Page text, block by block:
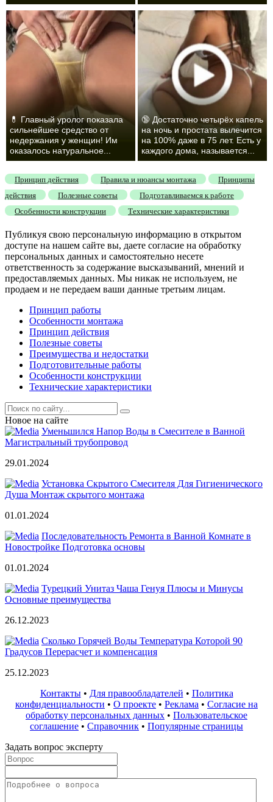
💊 Главный уролог показала
сильнейшее средство от
недержания у женщин! Им
оказалось натуральное...
🔞 Достаточно четырёх капель
на ночь и простата вылечится
на 100% даже в 75 лет. Есть у
каждого дома, называется...
Принцип действия Правила и нюансы монтажа
Принципы
действия
Полезные советы
Подготавливаемся к работе
Особенности конструкции
Технические характеристики
Публикуя свою персональную информацию в открытом
доступе на нашем сайте вы, даете согласие на обработку
персональных данных и самостоятельно несете
ответственность за содержание высказываний, мнений и
предоставляемых данных. Мы никак не используем, не
продаем и не передаем ваши данные третьим лицам.
Принцип работы
Особенности монтажа
Принцип действия
Полезные советы
Преимущества и недостатки
Подготовительные работы
Особенности конструкции
Технические характеристики
Новое на сайте
Уменьшился Напор Воды в Смесителе в Ванной
Магистральный трубопровод
29.01.2024
Установка Скрытого Смесителя Для Гигиенического
Душа Монтаж скрытого монтажа
01.01.2024
Последовательность Ремонта в Ванной Комнате в
Новостройке Подготовка основы
01.01.2024
Турецкий Унитаз Чаша Генуя Плюсы и Минусы
Основные преимущества
26.12.2023
Сколько Горячей Воды Температура Которой 90
Градусов Перерасчет и компенсация
25.12.2023
Контакты• Для правообладателей • Политика
конфиденциальности • О проекте • Реклама • Согласие на
обработку персональных данных • Пользовательское
соглашение • Справочник • Популярные страницы
Задать вопрос эксперту